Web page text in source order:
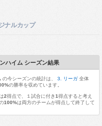
ナルカップ
ハイム シーズン結果
の今シーズンの統計は、 3. リーガ 全体
の勝率を収めています。
2得点で、１試合に付き1得点すると考え
100%は両方のチームが得点して終了して